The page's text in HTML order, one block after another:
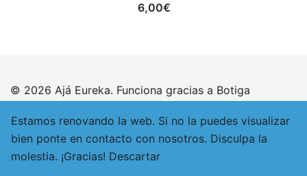
6,00€
© 2026 Ajá Eureka. Funciona gracias a Botiga
Estamos renovando la web. Si no la puedes visualizar
bien ponte en contacto con nosotros. Disculpa la
molestia. ¡Gracias! Descartar